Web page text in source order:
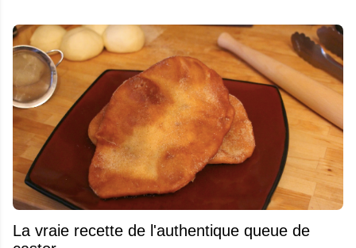
La vraie recette de l'authentique queue de